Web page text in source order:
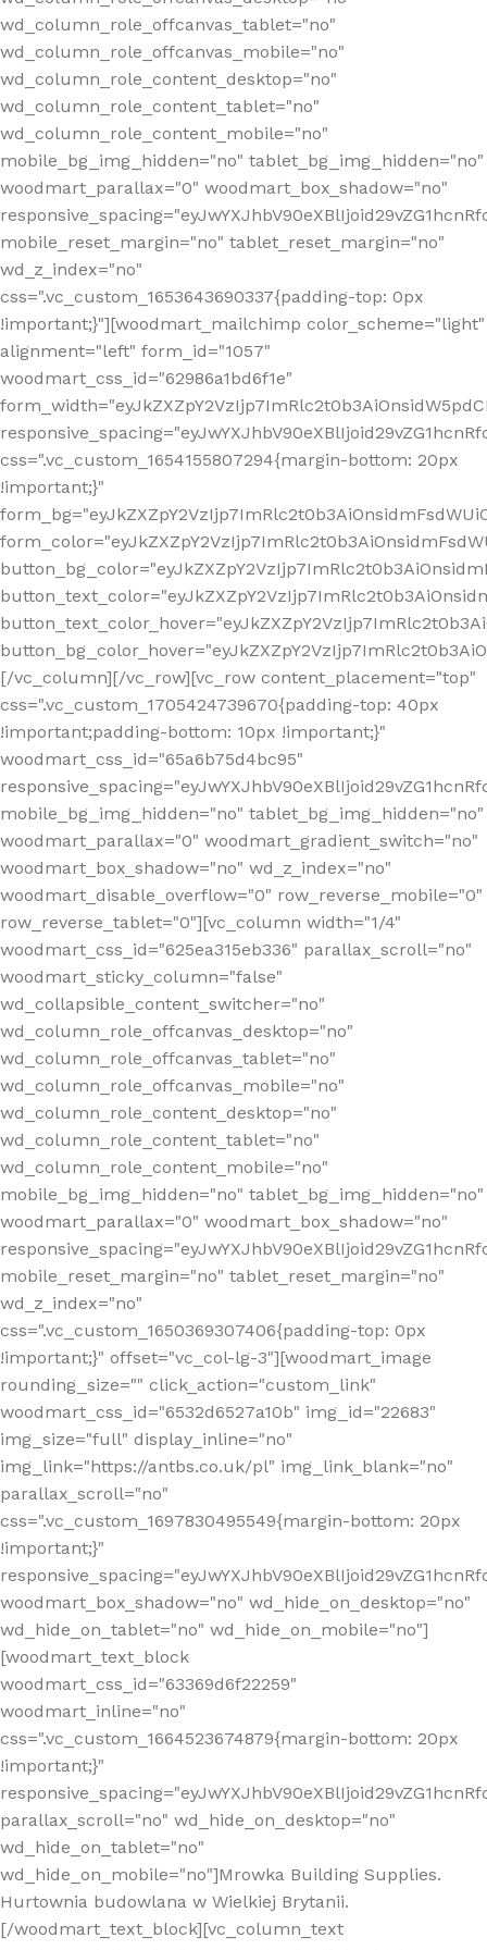
wd_column_role_offcanvas_tablet="no"
wd_column_role_offcanvas_mobile="no"
wd_column_role_content_desktop="no"
wd_column_role_content_tablet="no"
wd_column_role_content_mobile="no"
mobile_bg_img_hidden="no" tablet_bg_img_hidden="no"
woodmart_parallax="0" woodmart_box_shadow="no"
mobile_reset_margin="no" tablet_reset_margin="no"
wd_z_index="no"
css=".vc_custom_1653643690337{padding-top: 0px
!important;}"][woodmart_mailchimp color_scheme="light"
alignment="left" form_id="1057"
woodmart_css_id="62986a1bd6f1e"
css=".vc_custom_1654155807294{margin-bottom: 20px
!important;}"
[/vc_column][/vc_row][vc_row content_placement="top"
css=".vc_custom_1705424739670{padding-top: 40px
!important;padding-bottom: 10px !important;}"
woodmart_css_id="65a6b75d4bc95"
mobile_bg_img_hidden="no" tablet_bg_img_hidden="no"
woodmart_parallax="0" woodmart_gradient_switch="no"
woodmart_box_shadow="no" wd_z_index="no"
woodmart_disable_overflow="0" row_reverse_mobile="0"
row_reverse_tablet="0"][vc_column width="1/4"
woodmart_css_id="625ea315eb336" parallax_scroll="no"
woodmart_sticky_column="false"
wd_collapsible_content_switcher="no"
wd_column_role_offcanvas_desktop="no"
wd_column_role_offcanvas_tablet="no"
wd_column_role_offcanvas_mobile="no"
wd_column_role_content_desktop="no"
wd_column_role_content_tablet="no"
wd_column_role_content_mobile="no"
mobile_bg_img_hidden="no" tablet_bg_img_hidden="no"
woodmart_parallax="0" woodmart_box_shadow="no"
mobile_reset_margin="no" tablet_reset_margin="no"
wd_z_index="no"
css=".vc_custom_1650369307406{padding-top: 0px
!important;}" offset="vc_col-lg-3"][woodmart_image
rounding_size="" click_action="custom_link"
woodmart_css_id="6532d6527a10b" img_id="22683"
img_size="full" display_inline="no"
img_link="https://antbs.co.uk/pl" img_link_blank="no"
parallax_scroll="no"
css=".vc_custom_1697830495549{margin-bottom: 20px
!important;}"
woodmart_box_shadow="no" wd_hide_on_desktop="no"
wd_hide_on_tablet="no" wd_hide_on_mobile="no"]
[woodmart_text_block
woodmart_css_id="63369d6f22259"
woodmart_inline="no"
css=".vc_custom_1664523674879{margin-bottom: 20px
!important;}"
parallax_scroll="no" wd_hide_on_desktop="no"
wd_hide_on_tablet="no"
wd_hide_on_mobile="no"]Mrowka Building Supplies.
Hurtownia budowlana w Wielkiej Brytanii.
[/woodmart_text_block][vc_column_text